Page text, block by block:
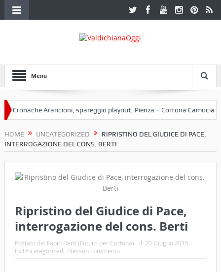
Menu
Arancioni, spareggio playout, Pienza – Cortona Camucia
HOME UNCATEGORIZED
RIPRISTINO DEL GIUDICE DI PACE,
INTERROGAZIONE DEL CONS. BERTI
Ripristino del Giudice di Pace,
interrogazione del cons. Berti
Postato da: Fabio Berti (Futuro per Cortona) il: 20 Giugno 2015
In: Uncategorized Nessun commento